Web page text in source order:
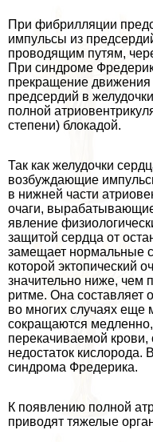
При фибрилляции
импульсы из
проводящим путям,
При синдроме
прекращение движения
предсердий в
полной
степени) блокадой.
Так как желудочки
возбуждающие
в нижней части
очаги,
явление
защитой сердца от
замещает нормальные
которой эктопический
значительно ниже, чем
ритме. Она составляет
во многих случаях еще
сокращаются
перекачиваемой
недостаток кислорода.
синдрома Фредерика.
К появлению полной
приводят тяжелые